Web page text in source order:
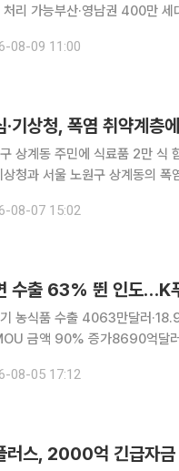
처리 가능부산·영남권 400만
08-09 11:00
·기상청, 폭염 취약계층
상계동 주민에 식료품 2만 식
상청과 서울 노원구 상계동의
'폭염 피해 예방 캠페인'의 일
08-07 15:02
수출 63% 뛴 인도…K
농식품 수출 4063만달러
금액 90% 증가8690억달러 식품
들은 뉴델리에서 지난 행사의
08-05 17:12
러스, 2000억 긴급자금